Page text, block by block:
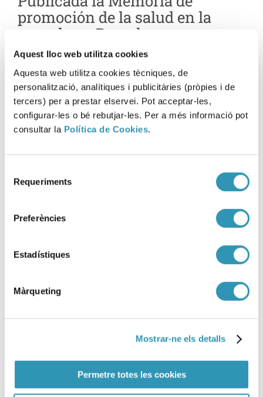
Aquest lloc web utilitza cookies
Aquesta web utilitza cookies tècniques, de
personalització, analítiques i publicitàries (pròpies i de
tercers) per a prestar elservei. Pot acceptar-les,
configurar-les o bé rebutjar-les. Per a més informació pot
consultar la Política de Cookies.
Requeriments
Preferències
Estadístiques
Màrqueting
Mostrar-ne els detalls
Permetre totes les cookies
promoción de la salud en la
escuela en Barcelona
05-05-2026
Nueva herramienta
InfoTerritoris con indicadores
ASPB, LA SALUD EN CIFRAS, ENTORNOS